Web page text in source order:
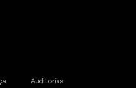
Auditorias